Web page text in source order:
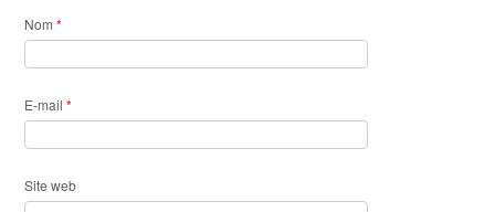
Nom *
E-mail *
Site web